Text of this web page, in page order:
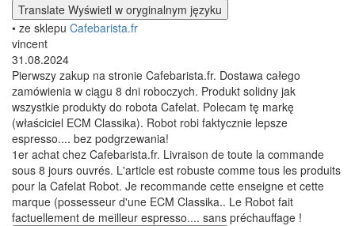
Translate Wyświetl w oryginalnym języku
• ze sklepu Cafebarista.fr
vincent
31.08.2024
Pierwszy zakup na stronie Cafebarista.fr. Dostawa całego
zamówienia w ciągu 8 dni roboczych. Produkt solidny jak
wszystkie produkty do robota Cafelat. Polecam tę markę
(właściciel ECM Classika). Robot robi faktycznie lepsze
espresso.... bez podgrzewania!
1er achat chez Cafebarista.fr. Livraison de toute la commande
sous 8 jours ouvrés. L'article est robuste comme tous les produits
pour la Cafelat Robot. Je recommande cette enseigne et cette
marque (possesseur d'une ECM Classika.. Le Robot fait
factuellement de meilleur espresso.... sans préchauffage !